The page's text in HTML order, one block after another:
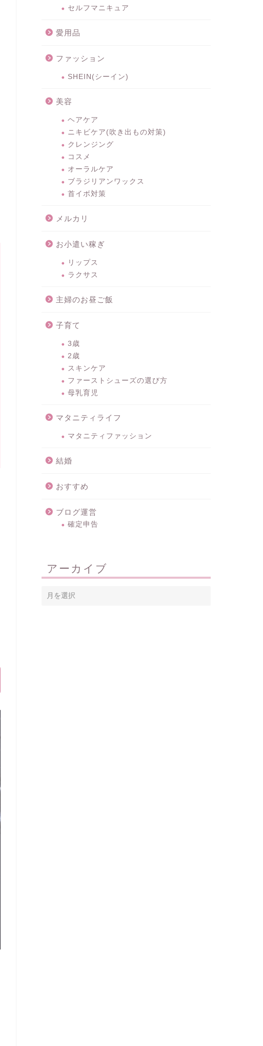
セルフマニキュア
愛用品
ファッション
SHEIN(シーイン)
美容
ヘアケア
ニキビケア(吹き出もの対策)
クレンジング
コスメ
オーラルケア
ブラジリアンワックス
首イボ対策
メルカリ
お小遣い稼ぎ
リップス
ラクサス
主婦のお昼ご飯
子育て
3歳
2歳
スキンケア
ファーストシューズの選び方
母乳育児
マタニティライフ
マタニティファッション
結婚
おすすめ
ブログ運営
確定申告
アーカイブ